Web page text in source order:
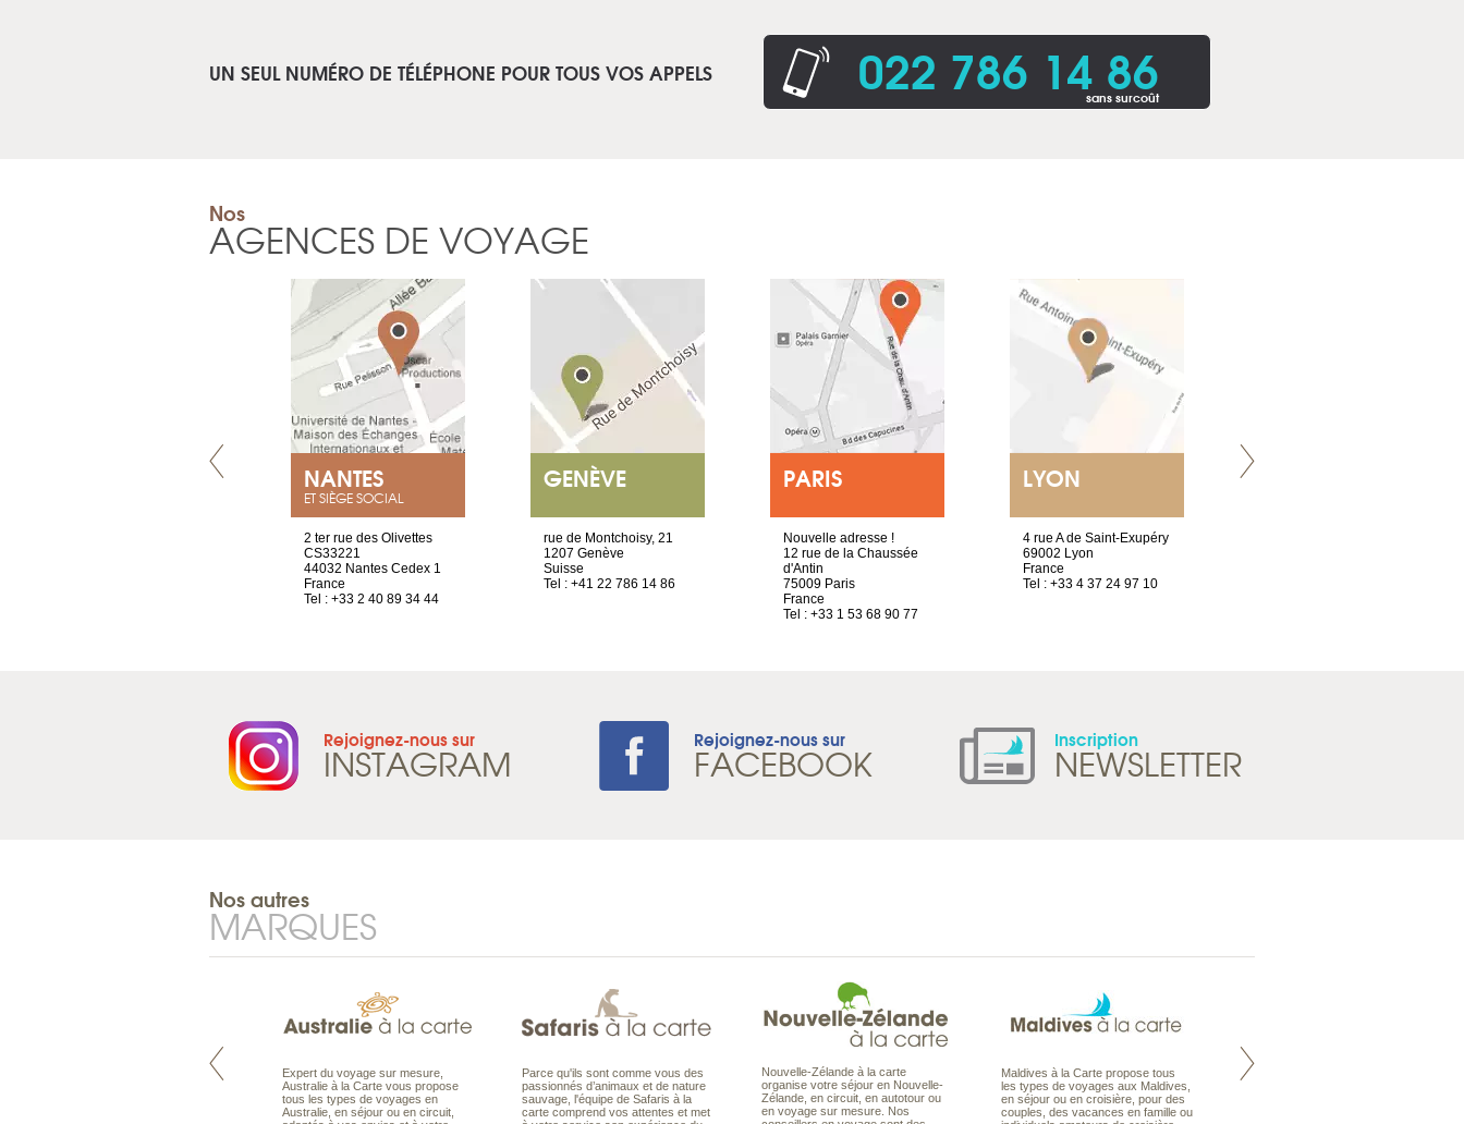
UN SEUL NUMÉRO DE TÉLÉPHONE POUR TOUS VOS APPELS 022 786 14 86
sans surcoût
Nos
AGENCES DE VOYAGE
NANTES
ET SIÈGE SOCIAL
2 ter rue des Olivettes
CS33221
44032 Nantes Cedex 1
France
Tel : +33 2 40 89 34 44
GENÈVE
rue de Montchoisy, 21
1207 Genève
Suisse
Tel : +41 22 786 14 86
PARIS
Nouvelle adresse !
12 rue de la Chaussée
d'Antin
75009 Paris
France
Tel : +33 1 53 68 90 77
LYON
4 rue A de Saint-Exupéry
69002 Lyon
France
Tel : +33 4 37 24 97 10
Rejoignez-nous sur
INSTAGRAM Rejoignez-nous sur
FACEBOOK Inscription
NEWSLETTER
Nos autres
MARQUES
Pacifique à la carte est le spécialiste
Expert du voyage sur mesure,
Australie à la Carte vous propose
tous les types de voyages en
Australie, en séjour ou en circuit,
Parce qu'ils sont comme vous des
passionnés d’animaux et de nature
sauvage, l'équipe de Safaris à la
carte comprend vos attentes et met
Nouvelle-Zélande à la carte
organise votre séjour en Nouvelle-
Zélande, en circuit, en autotour ou
en voyage sur mesure. Nos
Maldives à la Carte propose tous
les types de voyages aux Maldives,
en séjour ou en croisière, pour des
couples, des vacances en famille ou
Notre site Odyssee est un portail